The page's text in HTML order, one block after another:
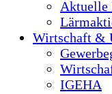
Aktuelle
Wirtschaft &
IGEHA